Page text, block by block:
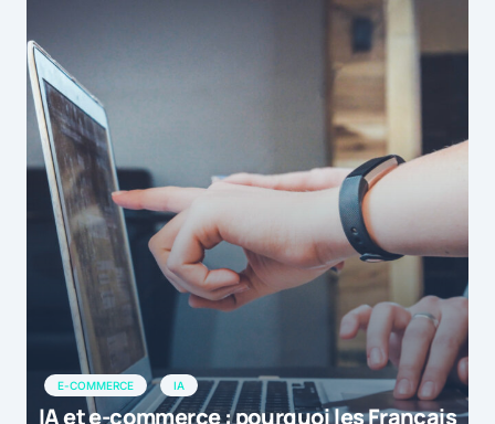
E-COMMERCE IA
IA et e-commerce : pourquoi les Français